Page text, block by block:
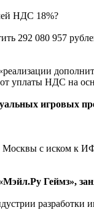
НДС 18%?
292 080 957
от уплаты НДС на
игровых
с иском
Геймз»,
разработки